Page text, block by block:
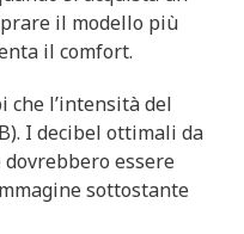
il modello più
il comfort.
che l’intensità del
I decibel ottimali da
essere
sottostante